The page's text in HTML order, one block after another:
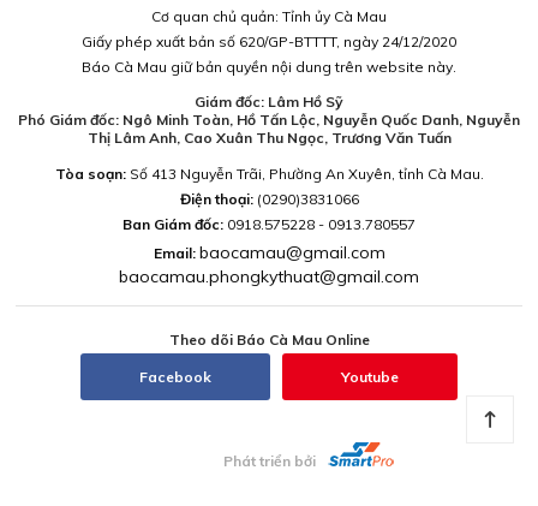
Cơ quan chủ quản: Tỉnh ủy Cà Mau
Giấy phép xuất bản số 620/GP-BTTTT, ngày 24/12/2020
Báo Cà Mau giữ bản quyền nội dung trên website này.
Giám đốc: Lâm Hồ Sỹ
Phó Giám đốc: Ngô Minh Toàn, Hồ Tấn Lộc, Nguyễn Quốc Danh, Nguyễn
Thị Lâm Anh, Cao Xuân Thu Ngọc, Trương Văn Tuấn
Tòa soạn:Số 413 Nguyễn Trãi, Phường An Xuyên, tỉnh Cà Mau.
Điện thoại: (0290)3831066
Ban Giám đốc: 0918.575228 - 0913.780557
Email: baocamau@gmail.com
baocamau.phongkythuat@gmail.com
Theo dõi Báo Cà Mau Online
Facebook Youtube
Phát triển bởi